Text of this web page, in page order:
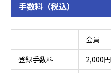
手数料（税込）
会員
登録手数料
2,000円